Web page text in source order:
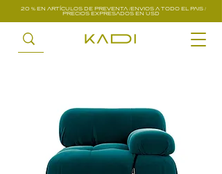
20 % EN ARTÍCULOS DE PREVENTA /ENVIOS A TODO EL PAIS /
PRECIOS EXPRESADOS EN USD